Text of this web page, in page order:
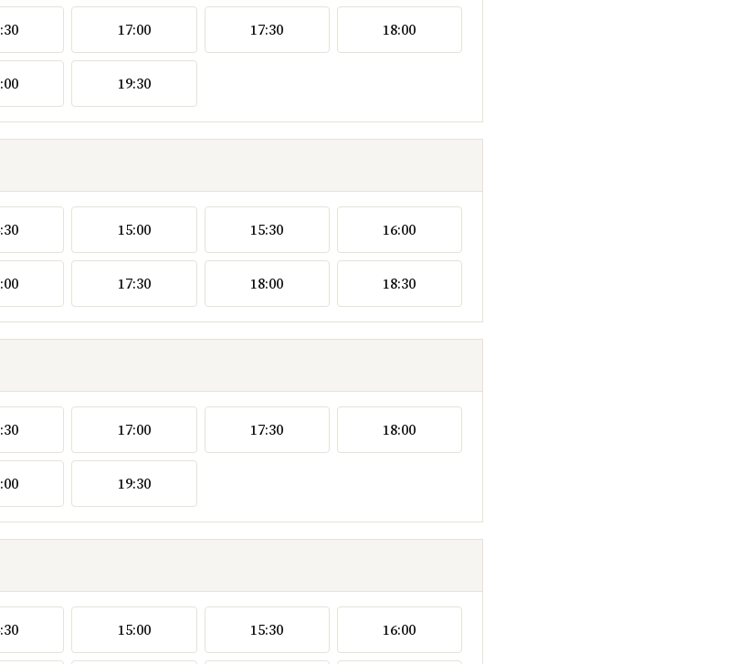
17:00 17:30 18:00
19:30
15:00 15:30 16:00
17:30 18:00 18:30
17:00 17:30 18:00
19:30
15:00 15:30 16:00